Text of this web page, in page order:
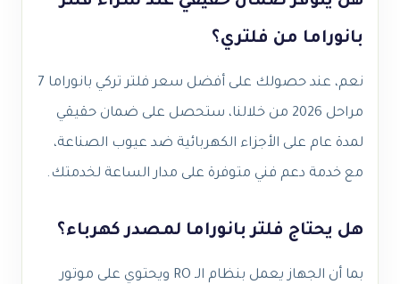
بانوراما من فلتري؟
نعم، عند حصولك على أفضل سعر فلتر تركي بانوراما 7
مراحل 2026 من خلالنا، ستحصل على ضمان حقيقي
لمدة عام على الأجزاء الكهربائية ضد عيوب الصناعة،
مع خدمة دعم فني متوفرة على مدار الساعة لخدمتك.
هل يحتاج فلتر بانوراما لمصدر كهرباء؟
بما أن الجهاز يعمل بنظام الـ RO ويحتوي على موتور